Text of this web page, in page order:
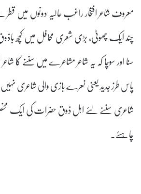
معروف شاعر افتخار راغب حالیہ دونوں میں
چند ایک چھوٹی، بڑی شعری محافل میں کچھ
سنا اور سوچا کہ یہ شاعر مشاعرے میں سننے کا
پاس طرز جدید یعنی نعرے بازی والی شاعری
شاعری سننے لئے اہل ذوق حضرات کی ایک
چاہئے۔